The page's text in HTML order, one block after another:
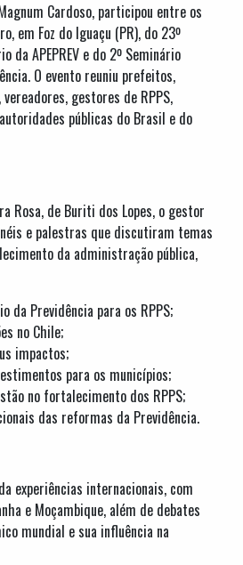
Cardoso, participou entre os
em Foz do Iguaçu (PR), do 23º
da APEPREV e do 2º Seminário
O evento reuniu prefeitos,
gestores de RPPS,
públicas do Brasil e do
Rosa, de Buriti dos Lopes, o gestor
e palestras que discutiram temas
da administração pública,
da Previdência para os RPPS;
no Chile;
impactos;
para os municípios;
no fortalecimento dos RPPS;
das reformas da Previdência.
experiências internacionais, com
e Moçambique, além de debates
mundial e sua influência na